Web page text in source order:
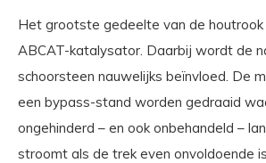
Het grootste gedeelte van de
ABCAT-katalysator. Daarbij wordt de
schoorsteen nauwelijks beïnvloed. De
een bypass-stand worden gedraaid
ongehinderd – en ook onbehandeld –
stroomt als de trek even onvoldoende